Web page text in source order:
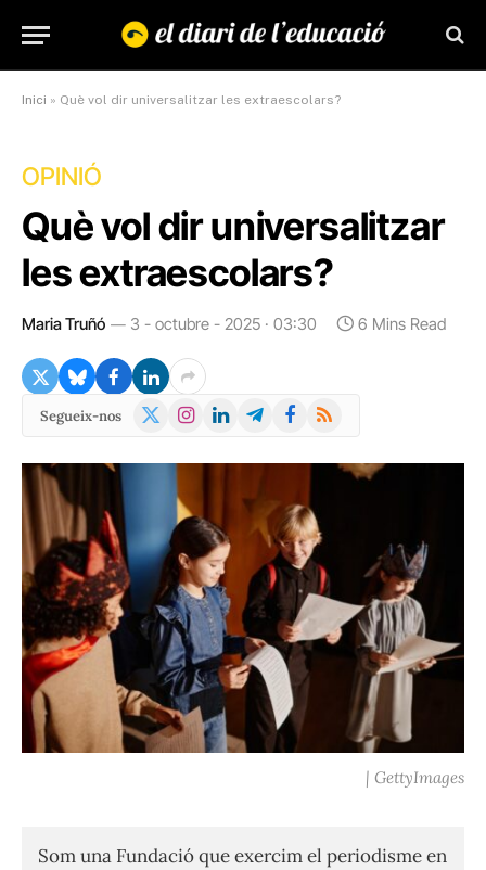
Inici » Què vol dir universalitzar les extraescolars?
OPINIÓ
Què vol dir universalitzar
les extraescolars?
Maria Truñó 3 - octubre - 2025 · 03:30 6 Mins Read
Segueix-nos
X
Instagram
LinkedInTelegramFacebook
RSS
| GettyImages
Som una Fundació que exercim el periodisme en